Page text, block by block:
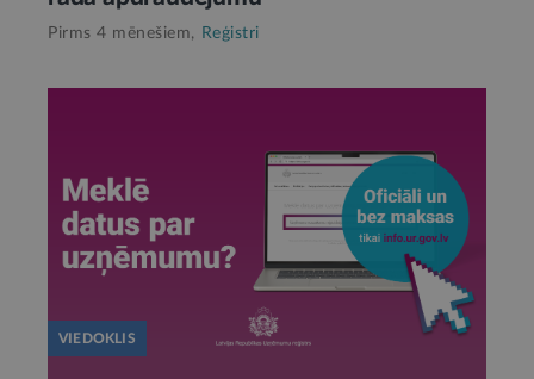
Pirms 4 mēnešiem, Reģistri
VIEDOKLIS